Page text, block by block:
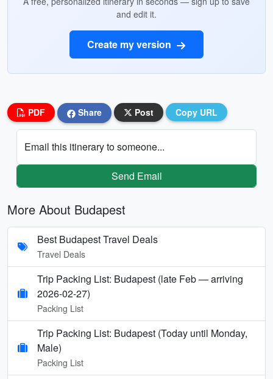
and edit it.
Create my version
PDF Share Post Copy URL
Email this itinerary to someone...
Send Email
More About Budapest
Best Budapest Travel Deals
Travel Deals
Trip Packing List: Budapest (late Feb — arriving
2026-02-27)
Packing List
Trip Packing List: Budapest (Today until Monday,
Male)
Packing List